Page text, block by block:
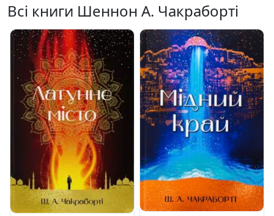
Всі книги Шеннон А. Чакраборті